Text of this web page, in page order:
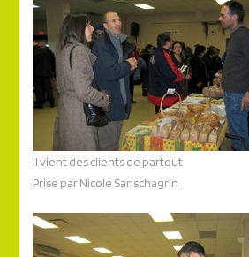
Il vient des clients de partout
Prise par Nicole Sanschagrin